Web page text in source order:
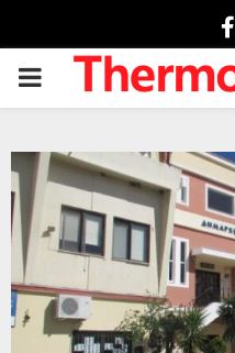
PRIMARY